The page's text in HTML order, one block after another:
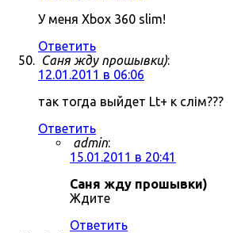
У меня Xbox 360 slim!
Ответить
Саня жду прошывки):
12.01.2011 в 06:06
так тогда выйдет Lt+ к слім???
Ответить
admin:
15.01.2011 в 20:41
Саня жду прошывки)
Ждите
Ответить